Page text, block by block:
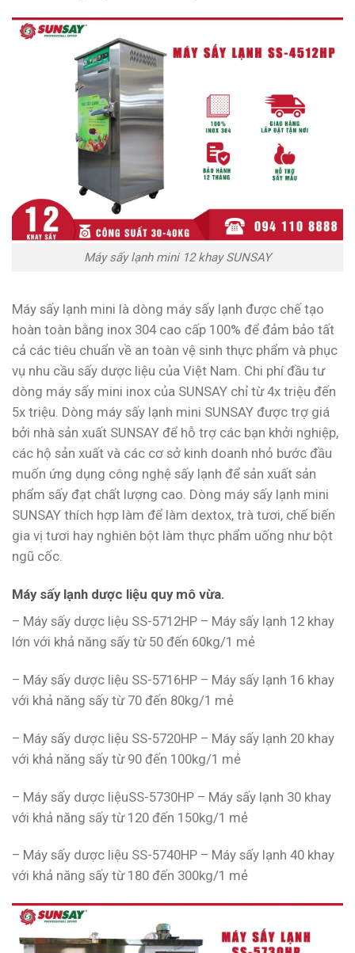
Máy sấy lạnh mini 12 khay SUNSAY
Máy sấy lạnh mini là dòng máy sấy lạnh được chế tạo
hoàn toàn bằng inox 304 cao cấp 100% để đảm bảo tất
cả các tiêu chuẩn về an toàn vệ sinh thực phẩm và phục
vụ nhu cầu sấy dược liệu của Việt Nam. Chi phí đầu tư
dòng máy sấy mini inox của SUNSAY chỉ từ 4x triệu đến
5x triệu. Dòng máy sấy lạnh mini SUNSAY được trợ giá
bởi nhà sản xuất SUNSAY để hỗ trợ các bạn khởi nghiệp,
các hộ sản xuất và các cơ sở kinh doanh nhỏ bước đầu
muốn ứng dụng công nghệ sấy lạnh để sản xuất sản
phẩm sấy đạt chất lượng cao. Dòng máy sấy lạnh mini
SUNSAY thích hợp làm để làm dextox, trà tươi, chế biến
gia vị tươi hay nghiên bột làm thực phẩm uống như bột
ngũ cốc.
Máy sấy lạnh dược liệu quy mô vừa.
– Máy sấy dược liệu SS-5712HP – Máy sấy lạnh 12 khay
lớn với khả năng sấy từ 50 đến 60kg/1 mẻ
– Máy sấy dược liệu SS-5716HP – Máy sấy lạnh 16 khay
với khả năng sấy từ 70 đến 80kg/1 mẻ
– Máy sấy dược liệu SS-5720HP – Máy sấy lạnh 20 khay
với khả năng sấy từ 90 đến 100kg/1 mẻ
– Máy sấy dược liệuSS-5730HP – Máy sấy lạnh 30 khay
với khả năng sấy từ 120 đến 150kg/1 mẻ
– Máy sấy dược liệu SS-5740HP – Máy sấy lạnh 40 khay
với khả năng sấy từ 180 đến 300kg/1 mẻ